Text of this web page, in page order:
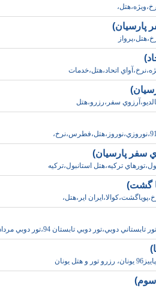
سفر پارسيان)
دوبي تابستان 94،تور دوبي مرداد 9